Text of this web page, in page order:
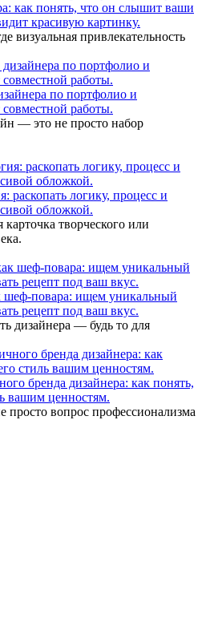
как понять, что он слышит ваши
красивую картинку.
визуальная привлекательность
по портфолио и
работы.
— это не просто набор
раскопать логику, процесс и
обложкой.
творческого или
шеф-повара: ищем уникальный
рецепт под ваш вкус.
дизайнера — будь то для
бренда дизайнера: как понять,
вашим ценностям.
вопрос профессионализма